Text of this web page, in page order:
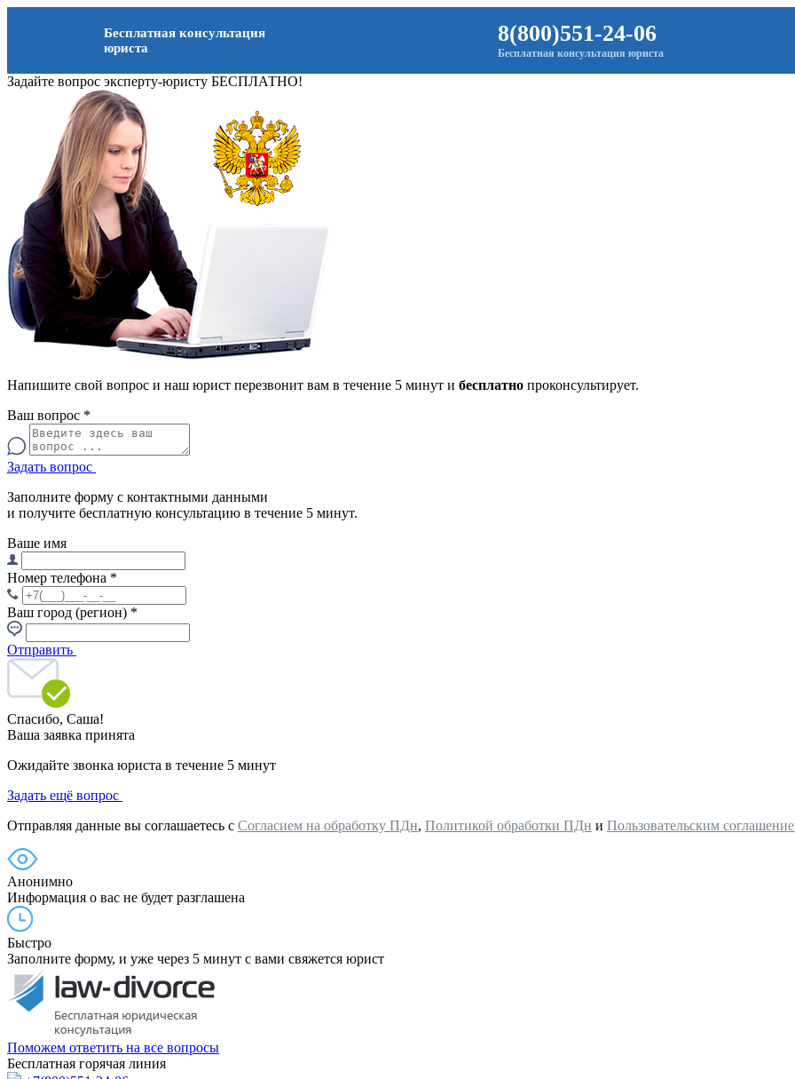
Бесплатная консультация
юриста
8(800)551-24-06
Бесплатная консультация юриста
Задайте вопрос эксперту-юристу БЕСПЛАТНО!
Напишите свой вопрос и наш юрист перезвонит вам в течение 5 минут и бесплатно проконсультирует.
Ваш вопрос *
Задать вопрос
Заполните форму с контактными данными
и получите бесплатную консультацию в течение 5 минут.
Ваше имя
Номер телефона *
Ваш город (регион) *
Отправить
Спасибо, Саша!
Ваша заявка принята
Ожидайте звонка юриста в течение 5 минут
Задать ещё вопрос
Отправляя данные вы соглашаетесь с Согласием на обработку ПДн, Политикой обработки ПДн и Пользовательским
Анонимно
Информация о вас не будет разглашена
Быстро
Заполните форму, и уже через 5 минут с вами свяжется юрист
Поможем ответить на все вопросы
Бесплатная горячая линия